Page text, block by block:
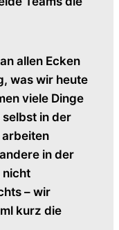
allen Ecken
was wir heute
viele Dinge
in der
arbeiten
in der
nicht
– wir
kurz die